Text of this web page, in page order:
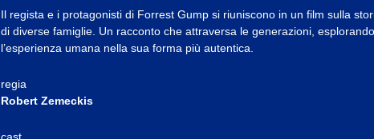
Il regista e i protagonisti di Forrest Gump si riuniscono in un film sulla
di diverse famiglie. Un racconto che attraversa le generazioni, esplorando
l’esperienza umana nella sua forma più autentica.
regia
Robert Zemeckis